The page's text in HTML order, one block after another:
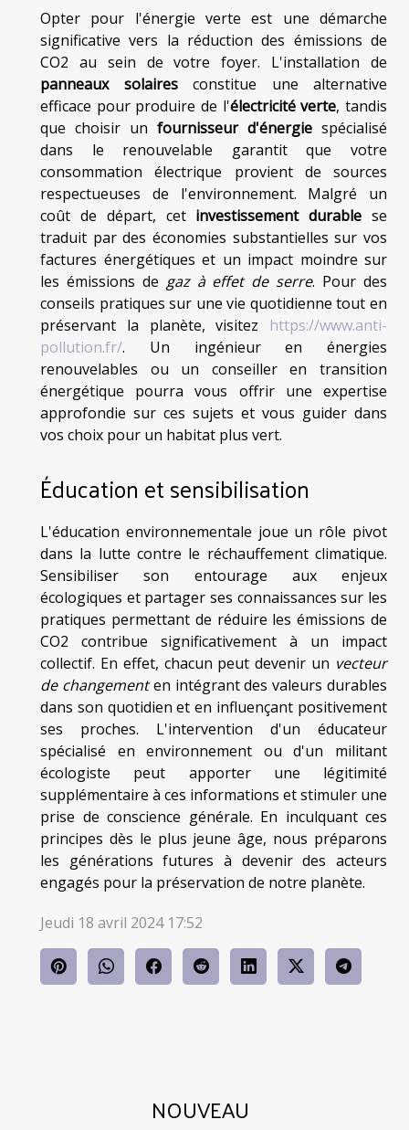
NOUVEAU
Opter pour l'énergie verte est une démarche
significative vers la réduction des émissions de
CO2 au sein de votre foyer. L'installation de
panneaux solairesconstitue une alternative
efficace pour produire de l'électricité verte, tandis
que choisir un fournisseur d'énergie spécialisé
dans le renouvelable garantit que votre
consommation électrique provient de sources
respectueuses de l'environnement. Malgré un
coût de départ, cet investissement durable se
traduit par des économies substantielles sur vos
factures énergétiques et un impact moindre sur
les émissions de gaz à effet de serre. Pour des
conseils pratiques sur une vie quotidienne tout en
préservant la planète, visitez https://www.anti-
pollution.fr/. Un ingénieur en énergies
renouvelables ou un conseiller en transition
énergétique pourra vous offrir une expertise
approfondie sur ces sujets et vous guider dans
vos choix pour un habitat plus vert.
Éducation et sensibilisation
L'éducation environnementale joue un rôle pivot
dans la lutte contre le réchauffement climatique.
Sensibiliser son entourage aux enjeux
écologiques et partager ses connaissances sur les
pratiques permettant de réduire les émissions de
CO2 contribue significativement à un impact
collectif. En effet, chacun peut devenir un vecteur
de changementen intégrant des valeurs durables
dans son quotidien et en influençant positivement
ses proches. L'intervention d'un éducateur
spécialisé en environnement ou d'un militant
écologiste peut apporter une légitimité
supplémentaire à ces informations et stimuler une
prise de conscience générale. En inculquant ces
principes dès le plus jeune âge, nous préparons
les générations futures à devenir des acteurs
engagés pour la préservation de notre planète.
Jeudi 18 avril 2024 17:52